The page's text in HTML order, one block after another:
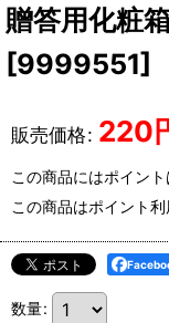
贈答用化粧
[9999551]
販売価格: 220
この商品にはポイント
この商品はポイント利
数量: